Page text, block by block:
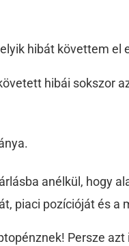
hibát követtem el
hibái sokszor
anélkül, hogy
piaci pozícióját és a
Persze azt